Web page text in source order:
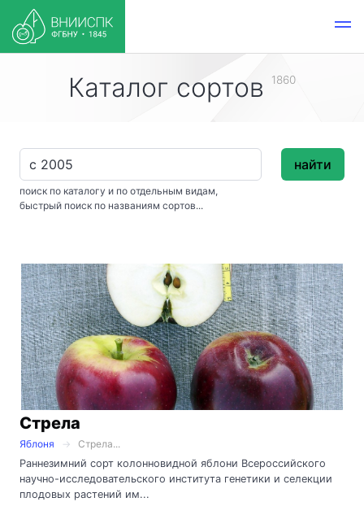
Каталог сортов 1860
поиск по каталогу и по отдельным видам,
быстрый поиск по названиям сортов...
найти
Стрела
Яблоня
Стрела...
Раннезимний сорт колонновидной яблони Всероссийского
научно-исследовательского института генетики и селекции
плодовых растений им...